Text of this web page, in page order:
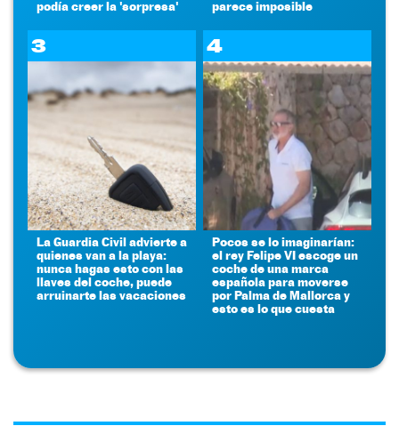
podía creer la 'sorpresa'
parece imposible
3
La Guardia Civil advierte a
quienes van a la playa:
nunca hagas esto con las
llaves del coche, puede
arruinarte las vacaciones
4
Pocos se lo imaginarían:
el rey Felipe VI escoge un
coche de una marca
española para moverse
por Palma de Mallorca y
esto es lo que cuesta